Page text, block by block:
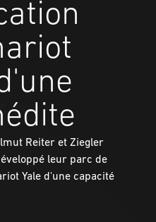
Reiter et Ziegler
leur parc de
Yale d'une capacité